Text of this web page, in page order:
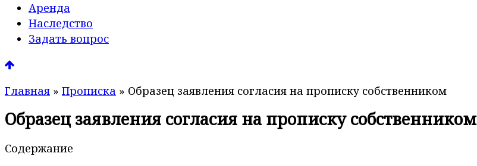
Аренда
Наследство
Задать вопрос
Главная » Прописка » Образец заявления согласия на прописку собственником
Образец заявления согласия на прописку собственником
Содержание